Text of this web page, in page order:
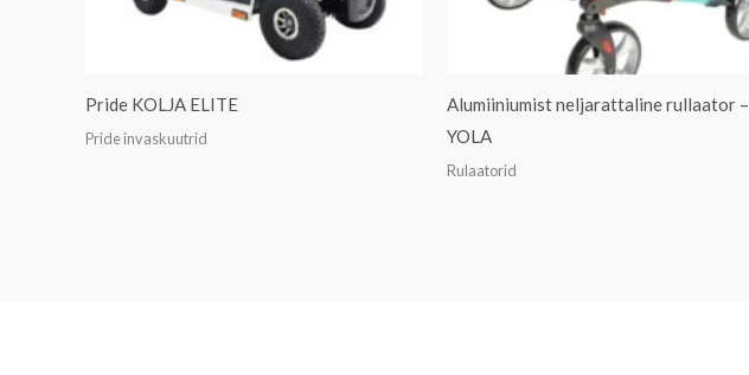
Pride KOLJA ELITE
Pride invaskuutrid
Alumiiniumist neljarattaline rullaator –
YOLA
Rulaatorid